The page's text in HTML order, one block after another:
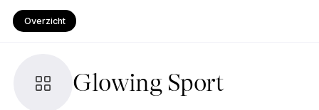
Overzicht
Glowing Sport